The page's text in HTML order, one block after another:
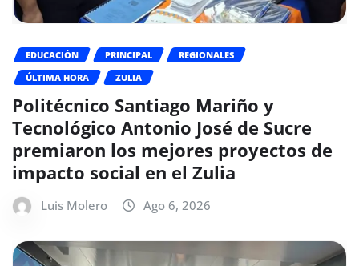
EDUCACIÓN PRINCIPAL
REGIONALES
ÚLTIMA HORA
ZULIA
Politécnico Santiago Mariño y
Tecnológico Antonio José de Sucre
premiaron los mejores proyectos de
impacto social en el Zulia
Luis Molero Ago 6, 2026